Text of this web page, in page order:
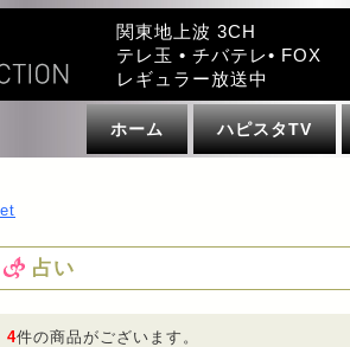
関東地上波 3CH
テレ玉 • チバテレ• FOX
レギュラー放送中
ホーム ハピスタTV
占い
4件の商品がございます。